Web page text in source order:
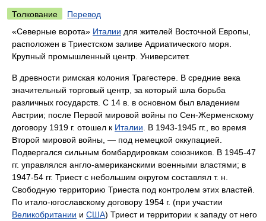
Толкование
Перевод
«Северные ворота» Италии для жителей Восточной Европы,
расположен в Триестском заливе Адриатического моря.
Крупный промышленный центр. Университет.
В древности римская колония Трагестере. В средние века
значительный торговый центр, за который шла борьба
различных государств. С 14 в. в основном был владением
Австрии; после Первой мировой войны по Сен-Жерменскому
договору 1919 г. отошел к Италии . В 1943-1945 гг., во время
Второй мировой войны, — под немецкой оккупацией.
Подвергался сильным бомбардировкам союзников. В 1945-47
гг. управлялся англо-американскими военными властями; в
1947-54 гг. Триест с небольшим округом составлял т. н.
Свободную территорию Триеста под контролем этих властей.
По итало-югославскому договору 1954 г. (при участии
Великобритании и США) Триест и территории к западу от него